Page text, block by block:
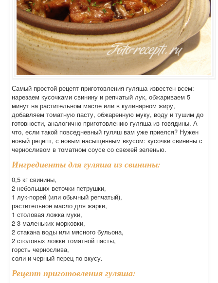
Самый простой рецепт приготовления гуляша известен всем:
нарезаем кусочками свинину и репчатый лук, обжариваем 5
минут на растительном масле или в кулинарном жиру,
добавляем томатную пасту, обжаренную муку, воду и тушим до
готовности, аналогично приготовлению гуляша из говядины. А
что, если такой повседневный гуляш вам уже приелся? Нужен
новый рецепт, с новым насыщенным вкусом: кусочки свинины с
черносливом в томатном соусе со свежей зеленью.
Ингредиенты для гуляша из свинины:
0,5 кг свинины,
2 небольших веточки петрушки,
1 лук-порей (или обычный репчатый),
растительное масло для жарки,
1 столовая ложка муки,
2-3 маленьких морковки,
2 стакана воды или мясного бульона,
2 столовых ложки томатной пасты,
горсть чернослива,
соли и черный перец по вкусу.
Рецепт приготовления гуляша: